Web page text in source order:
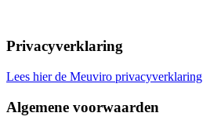
Privacyverklaring
Lees hier de Meuviro privacyverklaring
Algemene voorwaarden